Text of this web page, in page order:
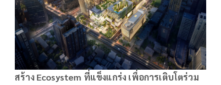
สร้าง Ecosystem ที่แข็งแกร่ง เพื่อการเติบโตร่วม